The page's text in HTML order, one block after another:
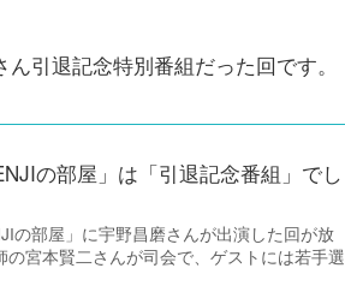
引退記念特別番組だった回です。
の部屋」は「引退記念番組」でし
の部屋」に宇野昌磨さんが出演した回が放
宮本賢二さんが司会で、ゲストには若手選